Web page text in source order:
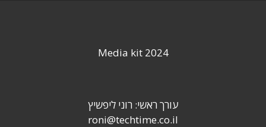
Media kit 2024
עורך ראשי: רוני ליפשיץ
roni@techtime.co.il